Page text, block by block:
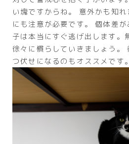
い塊ですからね。 意外かも知
にも注意が必要です。 個体差
子は本当にすぐ逃げ出します。
徐々に慣らしていきましょう。
つ伏せになるのもオススメです。